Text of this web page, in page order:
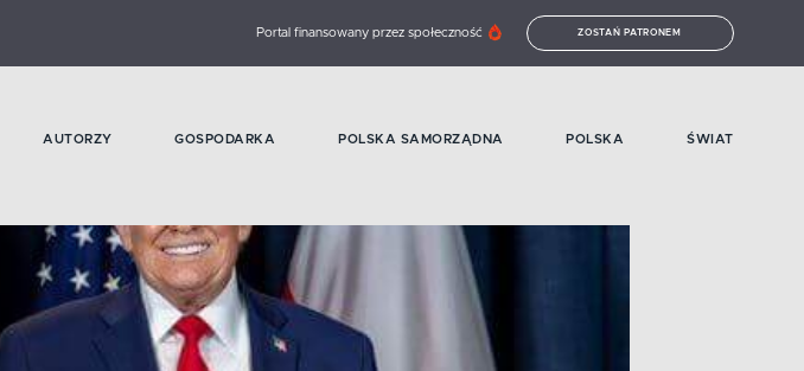
Portal finansowany przez społeczność ZOSTAŃ PATRONEM
AUTORZY GOSPODARKA POLSKA SAMORZĄDNA POLSKA ŚWIAT